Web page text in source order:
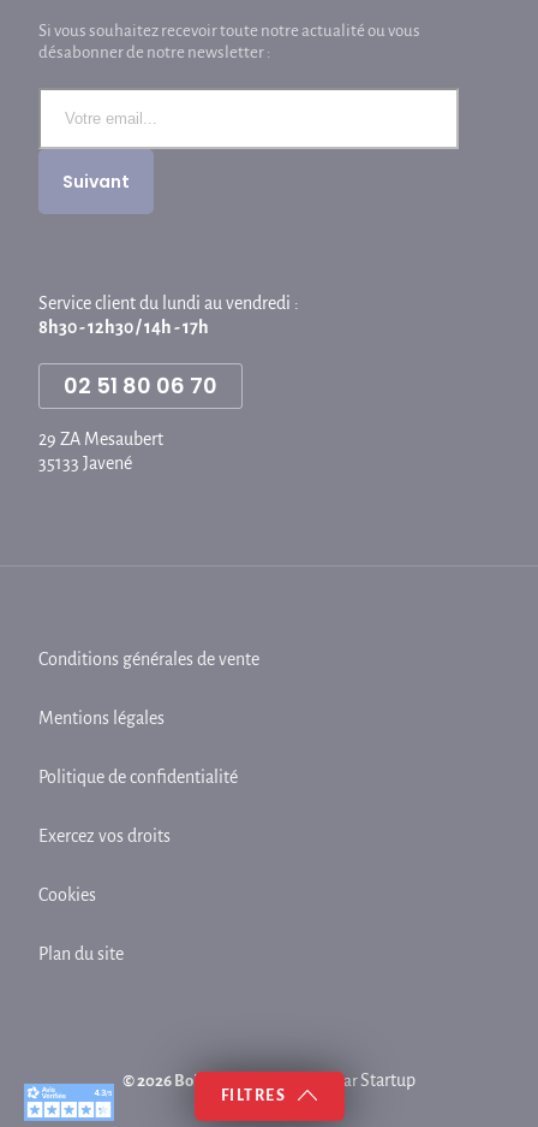
FILTRES
Si vous souhaitez recevoir toute notre actualité ou vous
désabonner de notre newsletter :
Service client du lundi au vendredi :
8h30 - 12h30 / 14h - 17h
02 51 80 06 70
29 ZA Mesaubert
35133 Javené
© 2026 Bois Center | Site créé par Startup
Conditions générales de vente
Mentions légales
Politique de confidentialité
Exercez vos droits
Cookies
Plan du site